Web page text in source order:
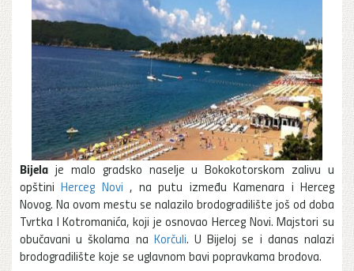
Bijela je malo gradsko naselje u Bokokotorskom zalivu u
opštiniHerceg Novi , na putu između Kamenara i Herceg
Novog. Na ovom mestu se nalazilo brodogradilište još od doba
Tvrtka I Kotromanića, koji je osnovao Herceg Novi. Majstori su
obučavani u školama na Korčuli. U Bijeloj se i danas nalazi
brodogradilište koje se uglavnom bavi popravkama brodova.